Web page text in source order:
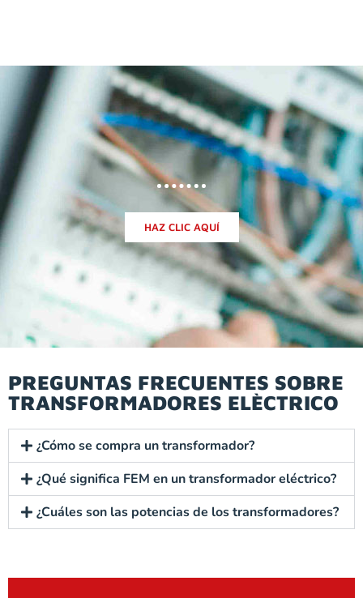
HAZ CLIC AQUÍ
PREGUNTAS FRECUENTES SOBRE
TRANSFORMADORES ELÈCTRICO
¿Cómo se compra un transformador?
¿Qué significa FEM en un transformador eléctrico?
¿Cuáles son las potencias de los transformadores?